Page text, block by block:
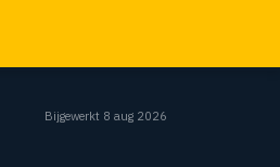
Bijgewerkt 8 aug 2026